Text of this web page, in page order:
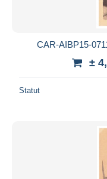
CAR-AIBP15-
±
Statut